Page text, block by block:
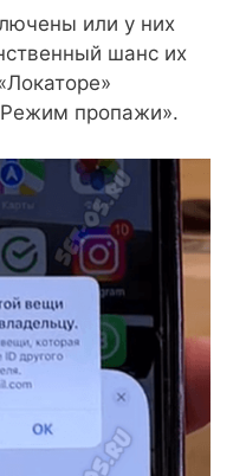
или у них
шанс их
пропажи».